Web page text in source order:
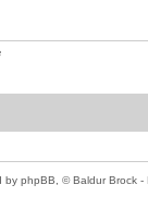
by phpBB, © Baldur Brock -